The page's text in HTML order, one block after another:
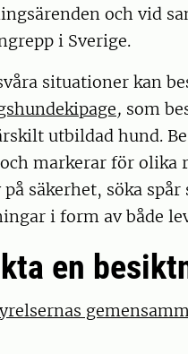
och vid
i Sverige.
situationer kan
, som
utbildad hund.
markerar för olika
på säkerhet, söka
i form av både
en